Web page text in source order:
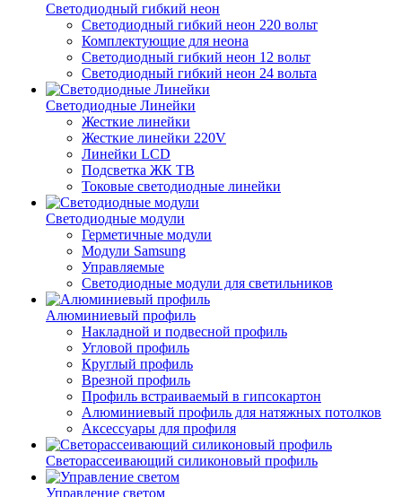
Светодиодный гибкий неон
Светодиодный гибкий неон 220 вольт
Комплектующие для неона
Светодиодный гибкий неон 12 вольт
Светодиодный гибкий неон 24 вольта
Светодиодные Линейки
Жесткие линейки
Жесткие линейки 220V
Линейки LCD
Подсветка ЖК ТВ
Токовые светодиодные линейки
Светодиодные модули
Герметичные модули
Модули Samsung
Управляемые
Светодиодные модули для светильников
Алюминиевый профиль
Накладной и подвесной профиль
Угловой профиль
Круглый профиль
Врезной профиль
Профиль встраиваемый в гипсокартон
Алюминиевый профиль для натяжных потолков
Аксессуары для профиля
Светорассеивающий силиконовый профиль
Управление светом